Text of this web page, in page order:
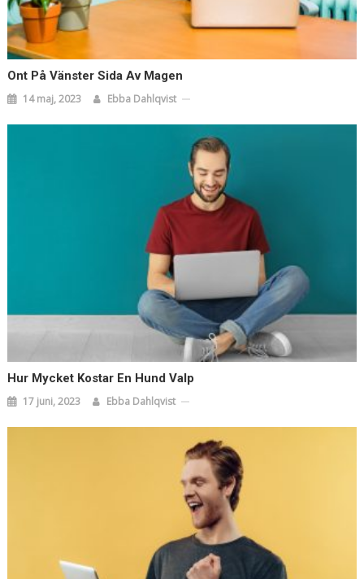
Ont På Vänster Sida Av Magen
14 maj, 2023 Ebba Dahlqvist
Hur Mycket Kostar En Hund Valp
17 juni, 2023 Ebba Dahlqvist